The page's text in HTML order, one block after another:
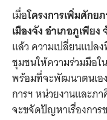
เมื่อโครงการเพิ่มศักย
เมืองจัง อำเภอภูเพีย
แล้ว ความเปลี่ยนแปล
ชุมชนให้ความร่วมมือ
พร้อมที่จะพัฒนาตนเอ
การฯ หน่วยงานและภ
จะขจัดปัญหาเรื่องกา